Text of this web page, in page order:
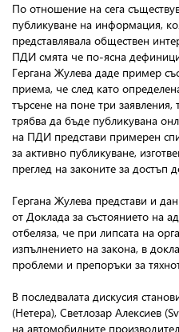
По отношение на сега
публикуване на информация,
представлявала обществен
ПДИ смята че по-ясна
Гергана Жулева даде пример
приема, че след като
търсене на поне три
трябва да бъде публикувана
на ПДИ представи примерен
за активно публикуване,
преглед на законите за
Гергана Жулева представи и
от Доклада за състоянието на
отбеляза, че при липсата на
изпълнението на закона, в
проблеми и препоръки за
В последвалата дискусия
(Нетера), Светлозар Алексиев
на автомобилните